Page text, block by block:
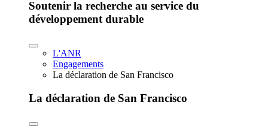
Soutenir la recherche au service du
développement durable
L'ANR
Engagements
La déclaration de San Francisco
La déclaration de San Francisco